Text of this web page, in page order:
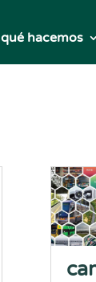
qué hacemos